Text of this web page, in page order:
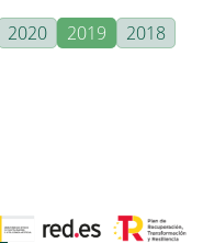
2020 2019
2018